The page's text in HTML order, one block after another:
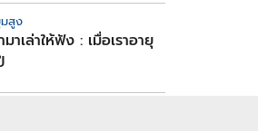
สูง
มาเล่าให้ฟัง : เมื่อเราอายุ